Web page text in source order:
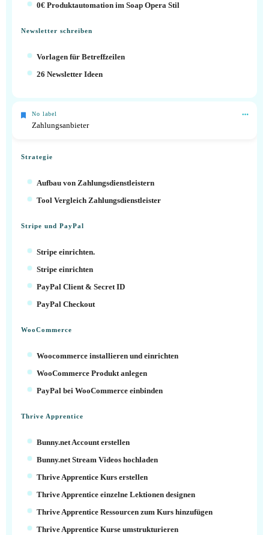
0€ Produktautomation im Soap Opera Stil
Newsletter schreiben
Vorlagen für Betreffzeilen
26 Newsletter Ideen
No label
Zahlungsanbieter
Strategie
Aufbau von Zahlungsdienstleistern
Tool Vergleich Zahlungsdienstleister
Stripe und PayPal
Stripe einrichten.
Stripe einrichten
PayPal Client & Secret ID
PayPal Checkout
WooCommerce
Woocommerce installieren und einrichten
WooCommerce Produkt anlegen
PayPal bei WooCommerce einbinden
Thrive Apprentice
Bunny.net Account erstellen
Bunny.net Stream Videos hochladen
Thrive Apprentice Kurs erstellen
Thrive Apprentice einzelne Lektionen designen
Thrive Apprentice Ressourcen zum Kurs hinzufügen
Thrive Apprentice Kurse umstrukturieren